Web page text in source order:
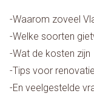
-Waarom zoveel
-Welke soorten
-Wat de kosten zijn
-Tips voor
-En veelgestelde